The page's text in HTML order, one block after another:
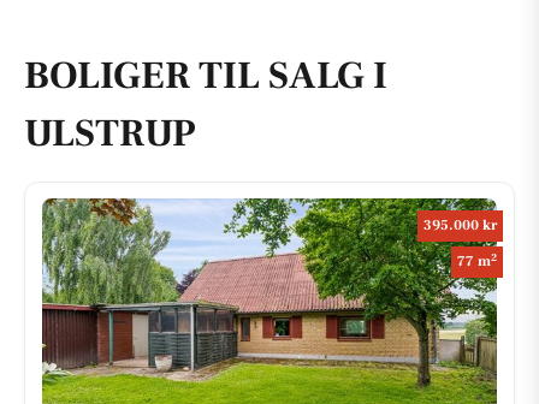
BOLIGER TIL SALG I
ULSTRUP
395.000 kr
77 m2